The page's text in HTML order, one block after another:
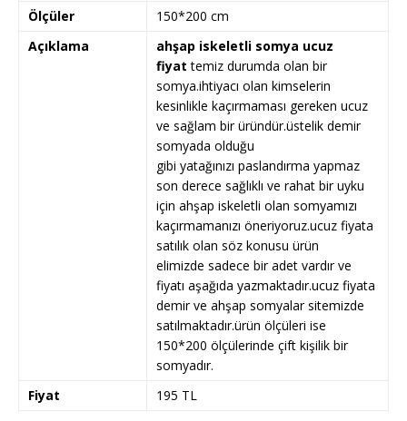
Ölçüler
150*200 cm
Açıklama
ahşap iskeletli somya ucuz
fiyattemiz durumda olan bir
somya.ihtiyacı olan kimselerin
kesinlikle kaçırmaması gereken ucuz
ve sağlam bir üründür.üstelik demir
somyada olduğu
gibi yatağınızı paslandırma yapmaz
son derece sağlıklı ve rahat bir uyku
için ahşap iskeletli olan somyamızı
kaçırmamanızı öneriyoruz.ucuz fiyata
satılık olan söz konusu ürün
elimizde sadece bir adet vardır ve
fiyatı aşağıda yazmaktadır.ucuz fiyata
demir ve ahşap somyalar sitemizde
satılmaktadır.ürün ölçüleri ise
150*200 ölçülerinde çift kişilik bir
somyadır.
Fiyat
195 TL